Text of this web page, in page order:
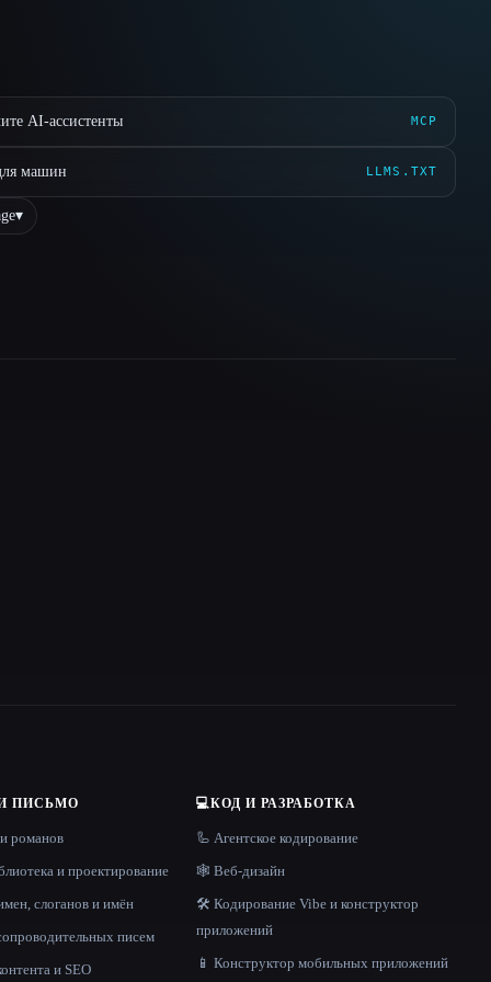
AI-ассистенты MCP
машин LLMS.TXT
▾
ПИСЬМО
романов
и проектирование
слоганов и имён
писем
и SEO
💻КОД И РАЗРАБОТКА
🦾 Агентское кодирование
🕸 Веб-дизайн
🛠️ Кодирование Vibe и конструктор
приложений
📱 Конструктор мобильных приложений